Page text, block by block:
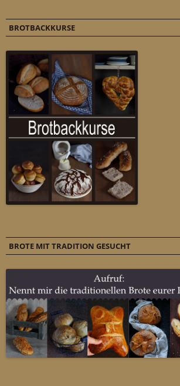
BROTBACKKURSE
BROTE MIT TRADITION GESUCHT